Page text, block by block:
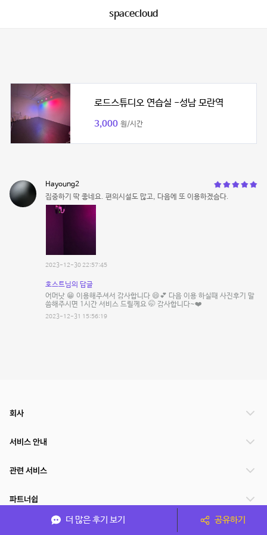
spacecloud
로드스튜디오 연습실 -성남 모란역
3,000 원/시간
Hayoung2
집중하기 딱 좋네요. 편의시설도 많고, 다음에 또 이용하겠슴다.
2023-12-30 22:57:45
호스트님의 답글
어머낫 😁 이용해주셔서 감사합니다 😄💕 다음 이용 하실때 사진후기 말
씀해주시면 1시간 서비스 드릴께요 🤭 감사합니다~❤️
2023-12-31 15:56:19
더 많은 후기 보기 공유하기
회사
서비스 안내
관련 서비스
파트너쉽
서비스 제공 국가